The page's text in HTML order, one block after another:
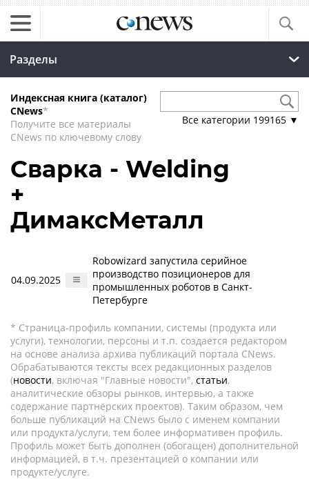
Разделы
Индексная книга (каталог)
CNews*
Получите все материалы
CNews по ключевому слову
Все категории 199165 ▼
Сварка - Welding
+
ДимаксМеталл
04.09.2025
Robowizard запустила серийное
производство позиционеров для
промышленных роботов в Санкт-
Петербурге
* Страница-профиль компании, системы (продукта или
услуги), технологии, персоны и т.п. создается редактором
на основе анализа архива публикаций портала CNews.
Обрабатываются тексты всех редакционных разделов
(новости, включая "Главные новости", статьи,
аналитические обзоры рынков, интервью, а также
содержание партнёрских проектов). Таким образом, чем
больше публикаций на CNews было с именем компании
или продукта/услуги, тем более информативен профиль.
Профиль может быть дополнен (обогащен) дополнительной
информацией, в т.ч. презентацией о компании или
продукте/услуге.